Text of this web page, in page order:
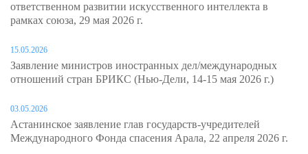
ответственном развитии искусственного интеллекта в
рамках союза, 29 мая 2026 г.
15.05.2026
Заявление министров иностранных дел/международных
отношений стран БРИКС (Нью-Дели, 14-15 мая 2026 г.)
03.05.2026
Астанинское заявление глав государств-учредителей
Международного Фонда спасения Арала, 22 апреля 2026 г.